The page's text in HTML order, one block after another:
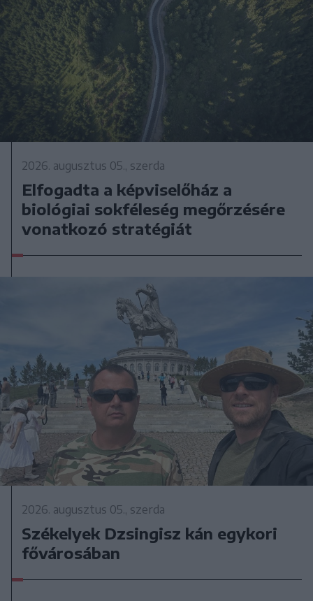
2026. augusztus 05., szerda
Elfogadta a képviselőház a
biológiai sokféleség megőrzésére
vonatkozó stratégiát
2026. augusztus 05., szerda
Székelyek Dzsingisz kán egykori
fővárosában